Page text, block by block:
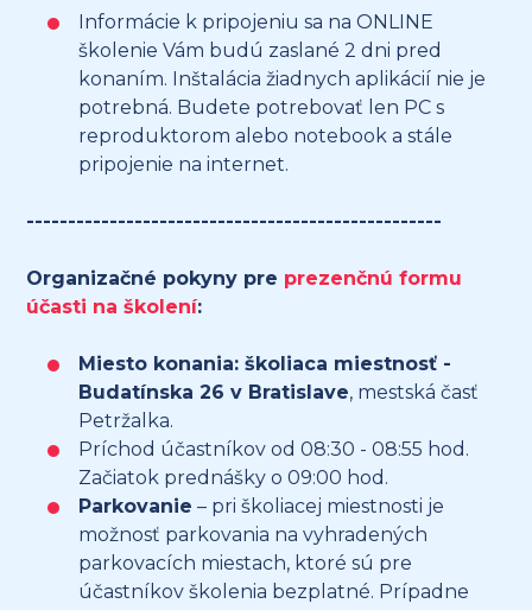
Informácie k pripojeniu sa na ONLINE
školenie Vám budú zaslané 2 dni pred
konaním. Inštalácia žiadnych aplikácií nie je
potrebná. Budete potrebovať len PC s
reproduktorom alebo notebook a stále
pripojenie na internet.
--------------------------------------------------
Organizačné pokyny pre prezenčnú formu
účasti na školení:
Miesto konania: školiaca miestnosť -
Budatínska 26 v Bratislave, mestská časť
Petržalka.
Príchod účastníkov od 08:30 - 08:55 hod.
Začiatok prednášky o 09:00 hod.
Parkovanie – pri školiacej miestnosti je
možnosť parkovania na vyhradených
parkovacích miestach, ktoré sú pre
účastníkov školenia bezplatné. Prípadne